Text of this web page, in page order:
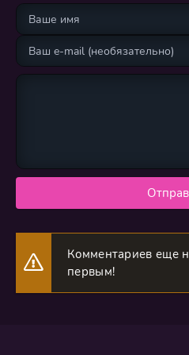
Комментариев еще
первым!